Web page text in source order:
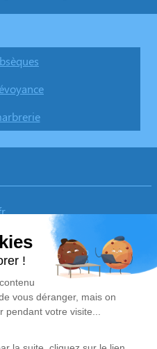
19400 – Argentat-sur-
Liens utiles
Avis de décès
Demande de rendez-vous en